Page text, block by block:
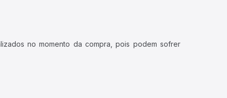
no momento da compra, pois podem sofrer